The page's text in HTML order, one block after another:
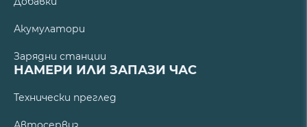
Акумулатори
Зарядни станции
НАМЕРИ ИЛИ ЗАПАЗИ ЧАС
Технически преглед